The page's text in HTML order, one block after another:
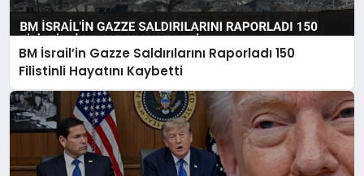
BM İsrail’in Gazze Saldırılarını Raporladı 150
Filistinli Hayatını Kaybetti